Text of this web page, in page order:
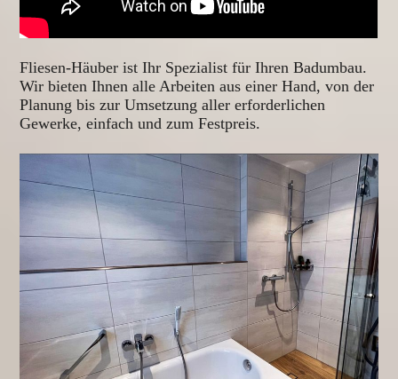
Fliesen-Häuber ist Ihr Spezialist für Ihren Badumbau.
Wir bieten Ihnen alle Arbeiten aus einer Hand, von der
Planung bis zur Umsetzung aller erforderlichen
Gewerke, einfach und zum Festpreis.